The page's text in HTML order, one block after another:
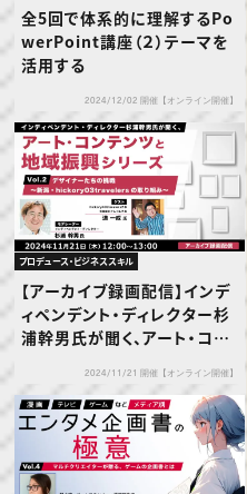
全5回で体系的に理解するPo
werPoint講座（２）テーマを
活用する
2024/12/02 開催【オンライン開催】
プロデュース・ビジネススキル
【アーカイブ録画配信】インデ
ィペンデント・ディレクター杉
浦幹男氏が聞く、アート・コン
l.2 デザイナーたちの挑戦
～新潟・hickory03traveler
sの取り組み～
2024/11/21 開催【オンライン開催】